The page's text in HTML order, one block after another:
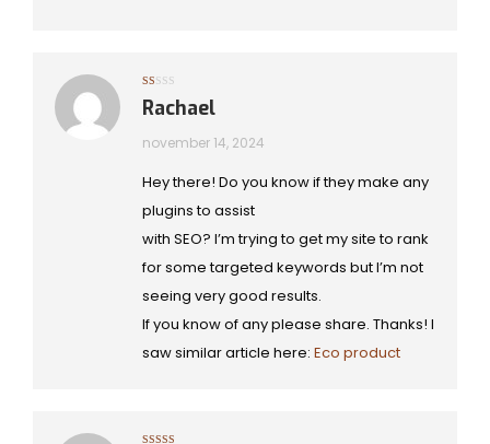
Gewaardeerd
1
Rachael
november 14, 2024
Hey there! Do you know if they make any
plugins to assist
with SEO? I’m trying to get my site to rank
for some targeted keywords but I’m not
seeing very good results.
If you know of any please share. Thanks! I
saw similar article here: Eco product